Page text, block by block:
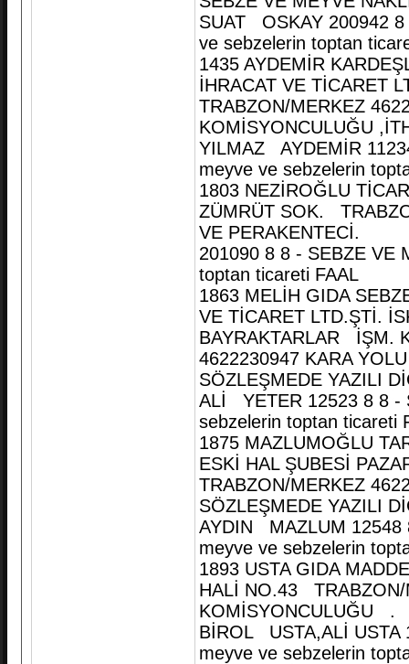
SUAT OSKAY 200942 8
ve sebzelerin toptan
1435 AYDEMİR
İHRACAT VE TİCARET
TRABZON/MERKEZ
KOMİSYONCULUĞU
YILMAZ AYDEMİR
meyve ve sebzelerin
1803 NEZİROĞLU
ZÜMRÜT SOK.
VE PERAKENTECİ.
201090 8 8 - SEBZE VE
toptan ticareti FAAL
1863 MELİH GIDA
VE TİCARET LTD.ŞTİ.
BAYRAKTARLAR İŞM.
4622230947 KARA
SÖZLEŞMEDE YAZILI
ALİ YETER 12523 8 8 -
sebzelerin toptan ticareti
1875 MAZLUMOĞLU
ESKİ HAL ŞUBESİ
TRABZON/MERKEZ
SÖZLEŞMEDE YAZILI
AYDIN MAZLUM 12548
meyve ve sebzelerin
1893 USTA GIDA
HALİ NO.43
KOMİSYONCULUĞU .
BİROL USTA,ALİ USTA
meyve ve sebzelerin